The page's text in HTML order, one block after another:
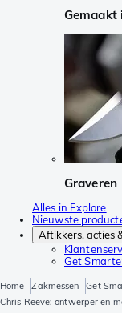
Gemaakt
Graveren
Alles in Explore
Nieuwste
Aftikkers, acties
Get
Home Zakmessen Get
Chris Reeve: ontwerper en